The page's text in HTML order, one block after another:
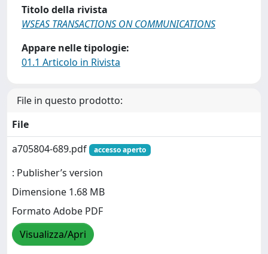
Titolo della rivista
WSEAS TRANSACTIONS ON COMMUNICATIONS
Appare nelle tipologie:
01.1 Articolo in Rivista
File in questo prodotto:
File
a705804-689.pdf
accesso aperto
: Publisher’s version
Dimensione 1.68 MB
Formato Adobe PDF
Visualizza/Apri